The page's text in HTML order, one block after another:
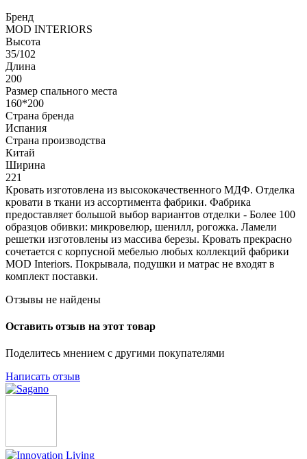
Бренд
MOD INTERIORS
Высота
35/102
Длина
200
Размер спального места
160*200
Страна бренда
Испания
Страна производства
Китай
Ширина
221
Кровать изготовлена из высококачественного МДФ. Отделка
кровати в ткани из ассортимента фабрики. Фабрика
предоставляет большой выбор вариантов отделки - Более 100
образцов обивки: микровелюр, шенилл, рогожка. Ламели
решетки изготовлены из массива березы. Кровать прекрасно
сочетается с корпусной мебелью любых коллекций фабрики
MOD Interiors. Покрывала, подушки и матрас не входят в
комплект поставки.
Отзывы не найдены
Оставить отзыв на этот товар
Поделитесь мнением с другими покупателями
Написать отзыв